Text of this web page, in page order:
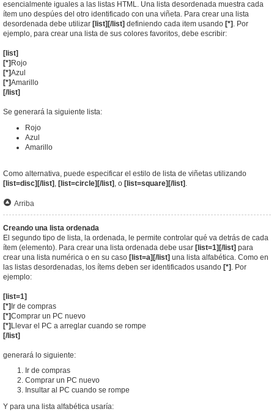
esencialmente iguales a las listas HTML. Una lista desordenada muestra cada
ítem uno despúes del otro identificado con una viñeta. Para crear una lista
desordenada debe utilizar [list][/list] definiendo cada item usando [*] . Por
ejemplo, para crear una lista de sus colores favoritos, debe escribir:
[list]
[*] Rojo
[*]Azul
[*]Amarillo
[/list]
Se generará la siguiente lista:
Rojo
Azul
Amarillo
Como alternativa, puede especificar el estilo de lista de viñetas utilizando
[list=disc][/list] [list=circle][/list] , o [list=square][/list]
Arriba
Creando una lista ordenada
El segundo tipo de lista, la ordenada, le permite controlar qué va detrás de cada
ítem (elemento). Para crear una lista ordenada debe usar [list=1][/list] para
crear una lista numérica o en su caso [list=a][/list] una lista alfabética. Como en
las listas desordenadas, los ítems deben ser identificados usando [*] . Por
ejemplo:
[list=1]
[*]Ir de compras
[*]Comprar un PC nuevo
[*]Llevar el PC a arreglar cuando se rompe
[/list]
generará lo siguiente:
Ir de compras
Comprar un PC nuevo
Insultar al PC cuando se rompe
Y para una lista alfabética usaría: